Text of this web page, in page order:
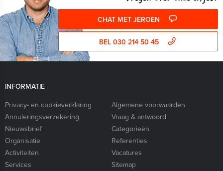
CHAT MET JEROEN
BEL 030 214 50 45
INFORMATIE
Privacy- en cookieverklaring
Algemene voorwaarden
Annuleringsverzekering
Vraag & antwoord
Nieuwsbrief
Categorieën
Organisatie
Referenties
Activiteiten
Vacatures
Services
Sitemap